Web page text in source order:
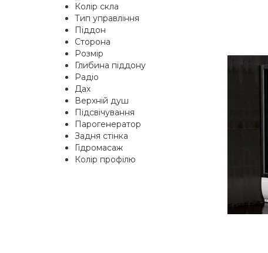
Колір скла
Тип управління
Піддон
Сторона
Розмір
Глибина піддону
Радіо
Дах
Верхній душ
Підсвічування
Парогенератор
Задня стінка
Гідромасаж
Колір профілю